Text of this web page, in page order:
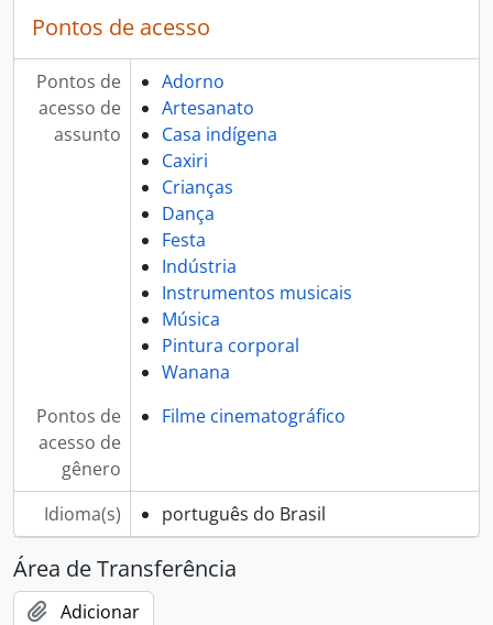
Pontos de acesso
Pontos de
acesso de
assunto
Adorno
Artesanato
Casa indígena
Caxiri
Crianças
Dança
Festa
Indústria
Instrumentos musicais
Música
Pintura corporal
Wanana
Pontos de
acesso de
gênero
Filme cinematográfico
Idioma(s) português do Brasil
Área de Transferência
Adicionar